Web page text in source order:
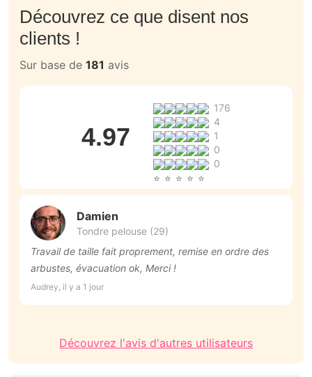
Découvrez ce que disent nos
clients !
Sur base de 181 avis
4.97
176
4
1
0
0
Damien
Tondre pelouse (29)
Travail de taille fait proprement, remise en ordre des
arbustes, évacuation ok, Merci !
Audrey, il y a 1 jour
Découvrez l'avis d'autres utilisateurs